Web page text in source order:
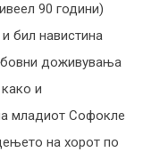
90 години)
бил навистина
доживувања
и
младиот Софокле
на хорот по